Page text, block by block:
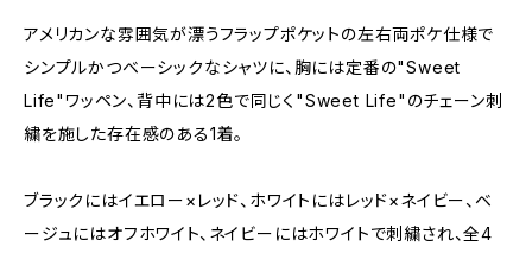
アメリカンな雰囲気が漂うフラップポケットの左右両ポケ仕様で
シンプルかつベーシックなシャツに、胸には定番の"Sweet
Life"ワッペン、背中には2色で同じく"Sweet Life"のチェーン刺
繍を施した存在感のある1着。
ブラックにはイエロー×レッド、ホワイトにはレッド×ネイビー、ベ
ージュにはオフホワイト、ネイビーにはホワイトで刺繍され、全4